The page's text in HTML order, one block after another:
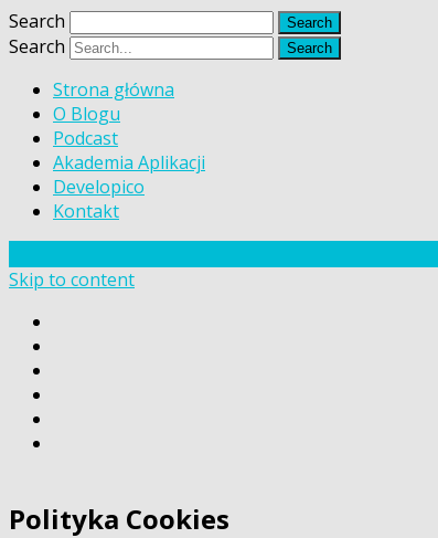
Search
Search
Strona główna
O Blogu
Podcast
Akademia Aplikacji
Developico
Kontakt
Skip to content
Polityka Cookies